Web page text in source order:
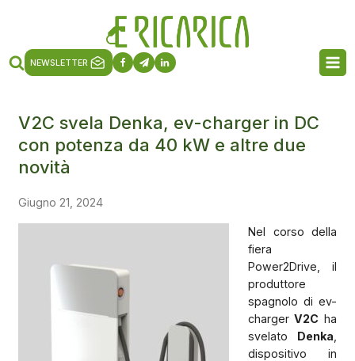
NEWSLETTER
V2C svela Denka, ev-charger in DC
con potenza da 40 kW e altre due
novità
Giugno 21, 2024
Nel corso della
fiera
Power2Drive, il
produttore
spagnolo di ev-
chargerV2C ha
svelato Denka
dispositivo in